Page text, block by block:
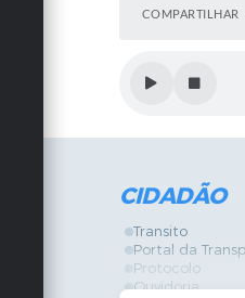
COMPARTILHAR
CIDADÃO
Transito
Portal da
Protocolo
Ouvidoria